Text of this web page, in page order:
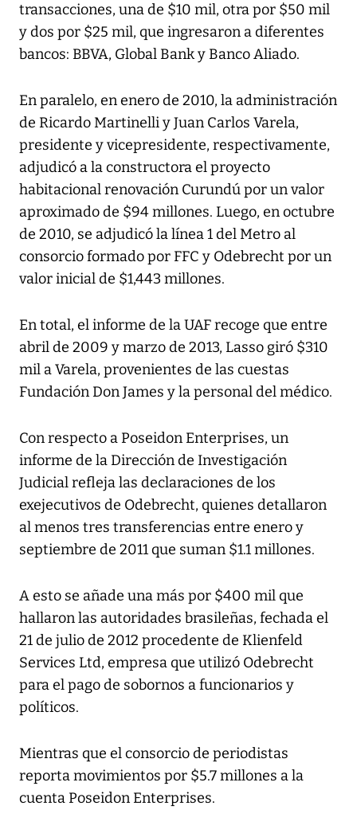
transacciones, una de $10 mil, otra por $50 mil
y dos por $25 mil, que ingresaron a diferentes
bancos: BBVA, Global Bank y Banco Aliado.
En paralelo, en enero de 2010, la administración
de Ricardo Martinelli y Juan Carlos Varela,
presidente y vicepresidente, respectivamente,
adjudicó a la constructora el proyecto
habitacional renovación Curundú por un valor
aproximado de $94 millones. Luego, en octubre
de 2010, se adjudicó la línea 1 del Metro al
consorcio formado por FFC y Odebrecht por un
valor inicial de $1,443 millones.
En total, el informe de la UAF recoge que entre
abril de 2009 y marzo de 2013, Lasso giró $310
mil a Varela, provenientes de las cuestas
Fundación Don James y la personal del médico.
Con respecto a Poseidon Enterprises, un
informe de la Dirección de Investigación
Judicial refleja las declaraciones de los
exejecutivos de Odebrecht, quienes detallaron
al menos tres transferencias entre enero y
septiembre de 2011 que suman $1.1 millones.
A esto se añade una más por $400 mil que
hallaron las autoridades brasileñas, fechada el
21 de julio de 2012 procedente de Klienfeld
Services Ltd, empresa que utilizó Odebrecht
para el pago de sobornos a funcionarios y
políticos.
Mientras que el consorcio de periodistas
reporta movimientos por $5.7 millones a la
cuenta Poseidon Enterprises.